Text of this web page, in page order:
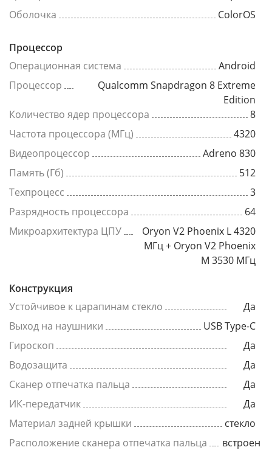
Оболочка
ColorOS
Процессор
Операционная система
Android
Процессор
Qualcomm Snapdragon 8 Extreme
Edition
Количество ядер процессора
8
Частота процессора (МГц)
4320
Видеопроцессор
Adreno 830
Память (Гб)
512
Техпроцесс
3
Разрядность процессора
64
Микроархитектура ЦПУ
Oryon V2 Phoenix L 4320
МГц + Oryon V2 Phoenix
M 3530 МГц
Конструкция
Устойчивое к царапинам стекло
Да
Выход на наушники
USB Type-C
Гироскоп
Да
Водозащита
Да
Сканер отпечатка пальца
Да
ИК-передатчик
Да
Материал задней крышки
стекло
Расположение сканера отпечатка пальца
встроен